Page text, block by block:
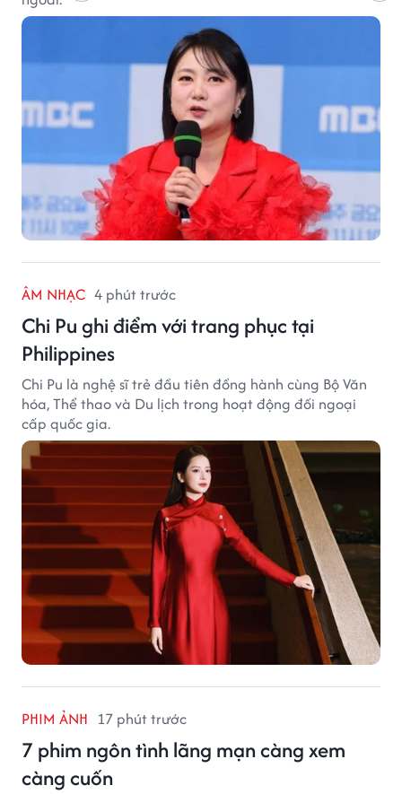
ÂM NHẠC 4 phút trước
Chi Pu ghi điểm với trang phục tại
Philippines
Chi Pu là nghệ sĩ trẻ đầu tiên đồng hành cùng Bộ Văn
hóa, Thể thao và Du lịch trong hoạt động đối ngoại
cấp quốc gia.
PHIM ẢNH 17 phút trước
7 phim ngôn tình lãng mạn càng xem
càng cuốn